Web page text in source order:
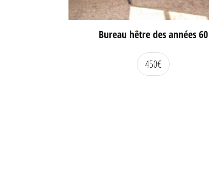
Bureau hêtre des années 60
450€